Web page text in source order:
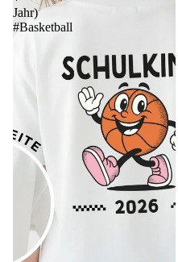
Jahr)
#Basketball